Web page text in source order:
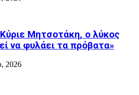
Μητσοτάκη, ο λύκος
να φυλάει τα πρόβατα»
2026